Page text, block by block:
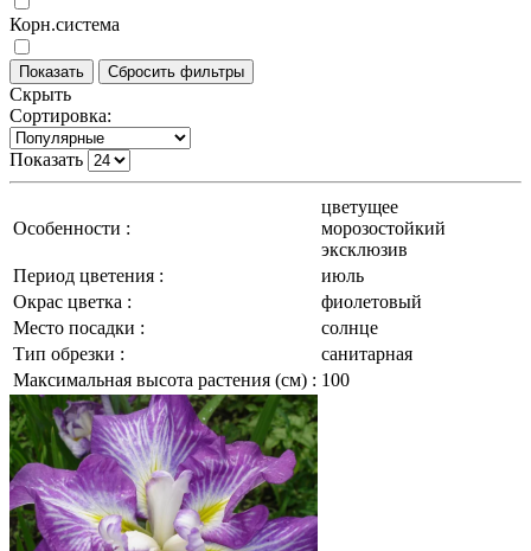
Корн.система
Скрыть
Сортировка:
Показать
Особенности :
цветущее
морозостойкий
эксклюзив
Период цветения :
июль
Окрас цветка :
фиолетовый
Место посадки :
солнце
Тип обрезки :
санитарная
Максимальная высота растения (см) : 100